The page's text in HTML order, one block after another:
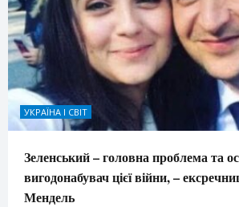
УКРАЇНА І СВІТ
Зеленський – головна проблема та
вигодонабувач цієї війни, –
Мендель